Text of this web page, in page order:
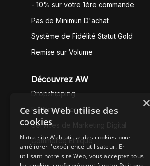
- 10% sur votre 1ère commande
Pas de Minimun D'achat
Système de Fidélité Statut Gold
Remise sur Volume
Découvrez AW
Dropshipping
Fullfilment Service EU
Services de Marketing Digital
Commerce Éthique
×
Ce site Web utilise des
cookies
Notre site Web utilise des cookies pour
améliorer l'expérience utilisateur. En
utilisant notre site Web, vous acceptez tous